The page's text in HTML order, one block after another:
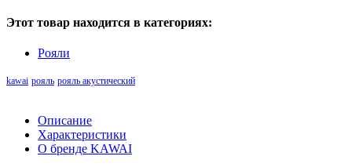
Этот товар находится в категориях:
Рояли
kawai рояль рояль акустический
Описание
Характеристики
О бренде KAWAI